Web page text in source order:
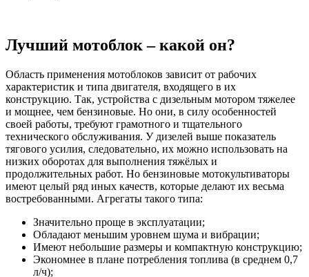
Лучший мотоблок – какой он?
Область применения мотоблоков зависит от рабочих
характеристик и типа двигателя, входящего в их
конструкцию. Так, устройства с дизельным мотором тяжелее
и мощнее, чем бензиновые. Но они, в силу особенностей
своей работы, требуют грамотного и тщательного
технического обслуживания. У дизелей выше показатель
тягового усилия, следовательно, их можно использовать на
низких оборотах для выполнения тяжёлых и
продолжительных работ. Но бензиновые мотокультиваторы
имеют целый ряд иных качеств, которые делают их весьма
востребованными. Агрегаты такого типа:
Значительно проще в эксплуатации;
Обладают меньшим уровнем шума и вибрации;
Имеют небольшие размеры и компактную конструкцию;
Экономнее в плане потребления топлива (в среднем 0,7
л/ч);